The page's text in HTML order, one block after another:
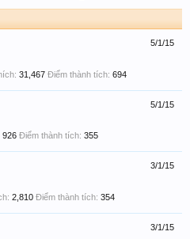
5/1/15
31,467 Điểm thành tích: 694
5/1/15
926 Điểm thành tích: 355
3/1/15
2,810 Điểm thành tích: 354
3/1/15